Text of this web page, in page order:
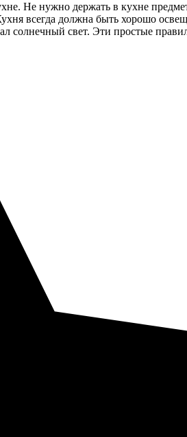
Не нужно держать в кухне
всегда должна быть хорошо
солнечный свет. Эти простые